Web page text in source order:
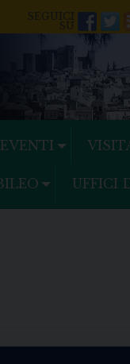
EVENTI
UFFICI